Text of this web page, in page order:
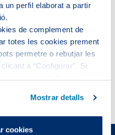
un perfil elaborat a partir
de complement de
totes les cookies prement
permetre o rebutjar les
a “Configurar”. Si
el lloc web funcioni i que,
a la nostra
Mostrar detalls
cookies